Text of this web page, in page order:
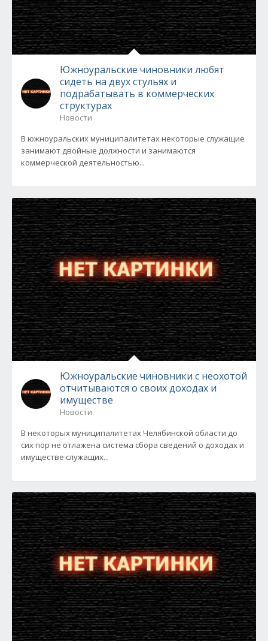
Южноуральские чиновники любят
сидеть на двух стульях и
подрабатывать в коммерческих
структурах
Новости
В южноуральских муниципалитетах некоторые служащие
занимают двойные должности и занимаются
коммерческой деятельностью...
Южноуральские чиновники с неохотой
отчитываются о своих доходах и
имуществе
Новости
В некоторых муниципалитетах Челябинской области до
сих пор не отлажена система сбора сведений о доходах и
имуществе служащих...